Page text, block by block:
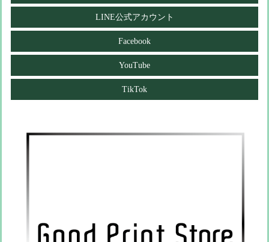
LINE公式アカウント
Facebook
YouTube
TikTok